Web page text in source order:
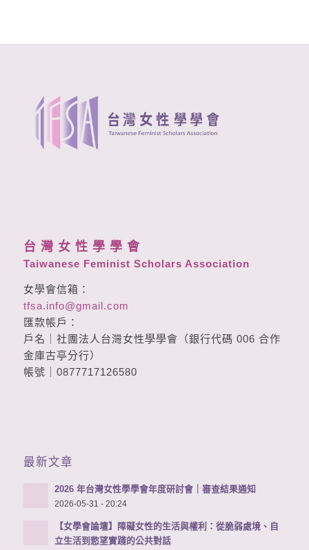
台 灣 女 性 學 學 會
Taiwanese Feminist Scholars Association
女學會信箱：
tfsa.info@gmail.com
匯款帳戶：
戶名｜社團法人台灣女性學學會（銀行代碼 006 合作
金庫古亭分行）
帳號｜0877717126580
最新文章
2026 年台灣女性學學會年度研討會｜審查結果通知
2026-05-31 - 20:24
【女學會論壇】障礙女性的生活與權利：從脆弱處境、自
立生活到慾望實踐的公共對話